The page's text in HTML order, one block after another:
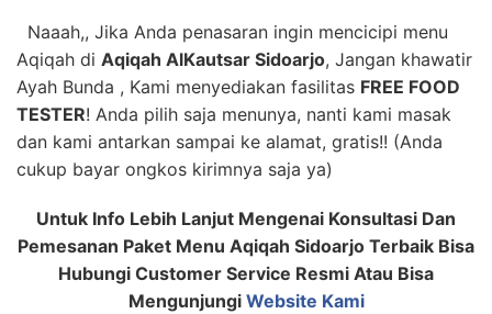
Naaah,, Jika Anda penasaran ingin mencicipi menu
Aqiqah di Aqiqah AlKautsar Sidoarjo, Jangan khawatir
Ayah Bunda , Kami menyediakan fasilitas FREE FOOD
TESTER! Anda pilih saja menunya, nanti kami masak
dan kami antarkan sampai ke alamat, gratis!! (Anda
cukup bayar ongkos kirimnya saja ya)
Untuk Info Lebih Lanjut Mengenai Konsultasi Dan
Pemesanan Paket Menu Aqiqah Sidoarjo Terbaik Bisa
Hubungi Customer Service Resmi Atau Bisa
Mengunjungi Website Kami